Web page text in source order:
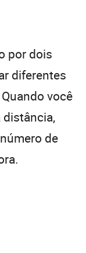
por dois
diferentes
você
distância,
de